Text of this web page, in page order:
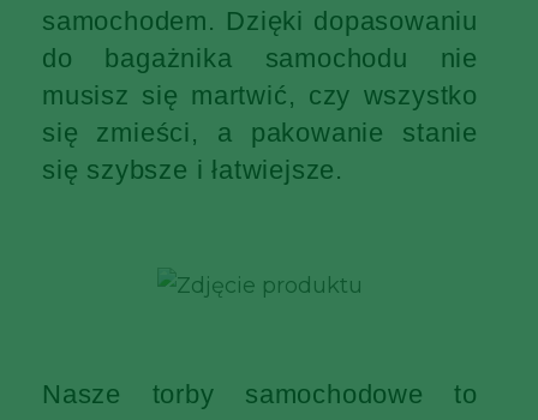
samochodem. Dzięki dopasowaniu
do bagażnika samochodu nie
musisz się martwić, czy wszystko
się zmieści, a pakowanie stanie
się szybsze i łatwiejsze.
Nasze torby samochodowe to